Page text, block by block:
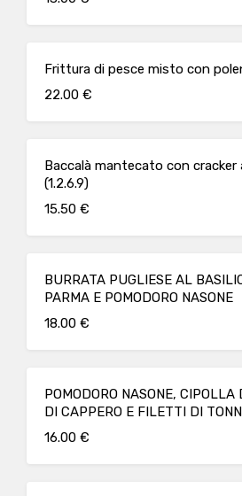
Frittura di pesce misto con
22.00 €
Baccalà mantecato con cracker
(1.2.6.9)
15.50 €
BURRATA PUGLIESE AL
PARMA E POMODORO NASONE
18.00 €
POMODORO NASONE, CIPOLLA
DI CAPPERO E FILETTI DI
16.00 €